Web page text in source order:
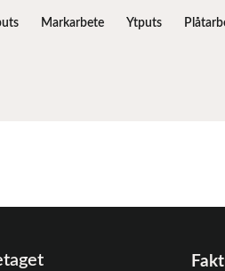
Markarbete Ytputs